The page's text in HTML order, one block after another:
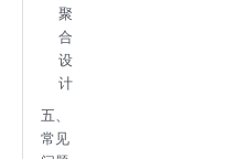
聚
合
设
计
五、
常见